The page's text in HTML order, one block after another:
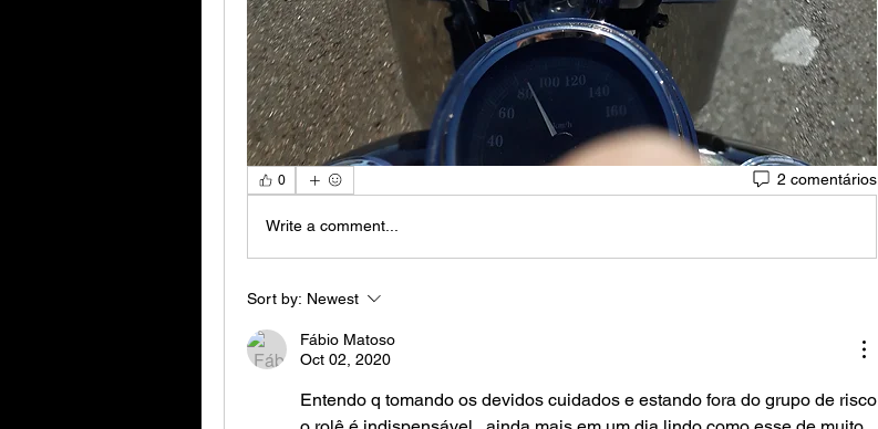
0 2 comentários
Write a comment...
Sort by: Newest
Fábio Matoso
Oct 02, 2020
Entendo q tomando os devidos cuidados e estando fora do grupo de risco